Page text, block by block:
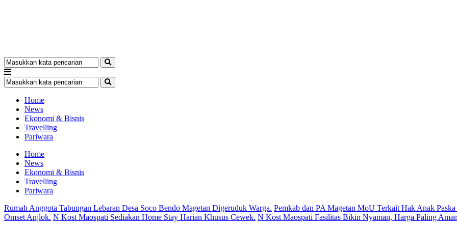
Home
News
Ekonomi & Bisnis
Travelling
Pariwara
Home
News
Ekonomi & Bisnis
Travelling
Pariwara
Rumah Anggota Tabungan Lebaran Desa Soco Bendo Magetan Digeruduk Warga. Pemkab dan PA Magetan MoU Terkait Hak Anak Paska
Omset Anjlok. N Kost Maospati Sediakan Home Stay Harian Khusus Cewek. N Kost Maospati Fasilitas Bikin Nyaman, Harga Paling